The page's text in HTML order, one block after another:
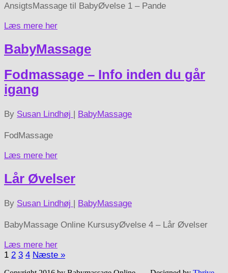
AnsigtsMassage til BabyØvelse 1 – Pande
Læs mere her
BabyMassage
Fodmassage – Info inden du går
igang
By Susan Lindhøj | BabyMassage
FodMassage
Læs mere her
Lår Øvelser
By Susan Lindhøj BabyMassage
BabyMassage Online KursusyØvelse 4 – Lår Øvelser
Læs mere her
1 2 3 4 Næste »